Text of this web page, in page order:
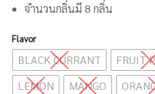
จำนวนกลิ่นมี 8 กลิ่น
Flavor
BLACK CURRANT FRUIT
LEMON
MANGO